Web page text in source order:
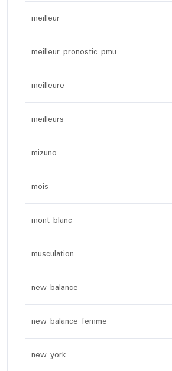
meilleur
meilleur pronostic pmu
meilleure
meilleurs
mizuno
mois
mont blanc
musculation
new balance
new balance femme
new york